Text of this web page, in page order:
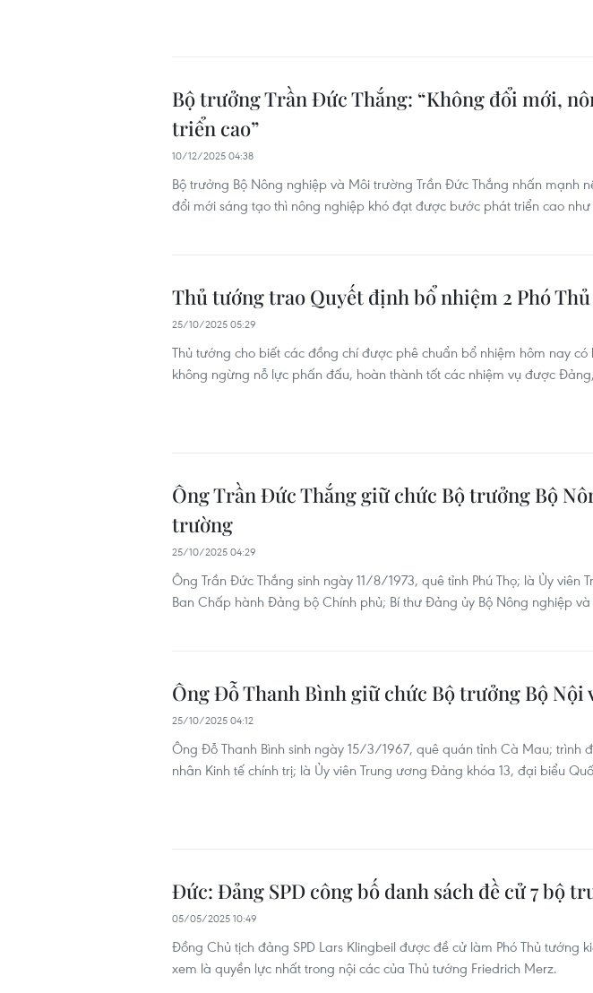
Bộ trưởng Trần Đức Thắng: “Không đổi mới,
triển cao”
10/12/2025 04:38
Bộ trưởng Bộ Nông nghiệp và Môi trường Trần Đức Thắng nhấn mạnh
đổi mới sáng tạo thì nông nghiệp khó đạt được bước phát triển cao
Thủ tướng trao Quyết định bổ nhiệm 2 Phó
25/10/2025 05:29
Thủ tướng cho biết các đồng chí được phê chuẩn bổ nhiệm hôm nay
không ngừng nỗ lực phấn đấu, hoàn thành tốt các nhiệm vụ được
Ông Trần Đức Thắng giữ chức Bộ trưởng Bộ
trường
25/10/2025 04:29
Ông Trần Đức Thắng sinh ngày 11/8/1973, quê tỉnh Phú Thọ; là Ủy viên
Ban Chấp hành Đảng bộ Chính phủ; Bí thư Đảng ủy Bộ Nông nghiệp
Ông Đỗ Thanh Bình giữ chức Bộ trưởng Bộ Nội
25/10/2025 04:12
Ông Đỗ Thanh Bình sinh ngày 15/3/1967, quê quán tỉnh Cà Mau; trình
nhân Kinh tế chính trị; là Ủy viên Trung ương Đảng khóa 13, đại biểu
Đức: Đảng SPD công bố danh sách đề cử 7 bộ
05/05/2025 10:49
Đồng Chủ tịch đảng SPD Lars Klingbeil được đề cử làm Phó Thủ tướng
xem là quyền lực nhất trong nội các của Thủ tướng Friedrich Merz.